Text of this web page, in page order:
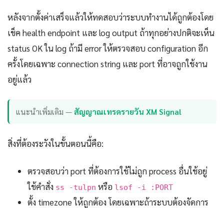
หลังจากตั้งค่าเสร็จแล้วให้ทดสอบว่าระบบทำงานได้ถูกต้องโดย
เช็ค health endpoint และ log output ถ้าทุกอย่างปกติจะเห็น
status OK ใน log ถ้ามี error ให้ตรวจสอบ configuration อีก
ครั้งโดยเฉพาะ connection string และ port ที่อาจถูกใช้งาน
อยู่แล้ว
แนะนำเพิ่มเติม —สัญญาณเทรดรายวัน XM Signal
สิ่งที่ต้องระวังในขั้นตอนนี้คือ:
ตรวจสอบว่า port ที่ต้องการใช้ไม่ถูก process อื่นใช้อยู่
ใช้คำสั่ง ss -tulpn หรือ lsof -i :PORT
ตั้ง timezone ให้ถูกต้อง โดยเฉพาะถ้าระบบต้องจัดการ